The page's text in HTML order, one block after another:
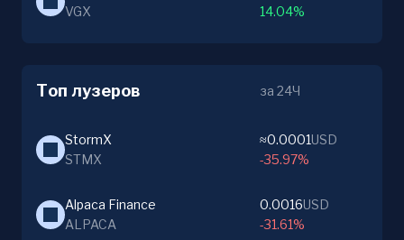
VGX
14.04%
Топ лузеров за 24Ч
StormX
STMX
≈0.0001USD
-35.97%
Alpaca Finance
ALPACA
0.0016USD
-31.61%